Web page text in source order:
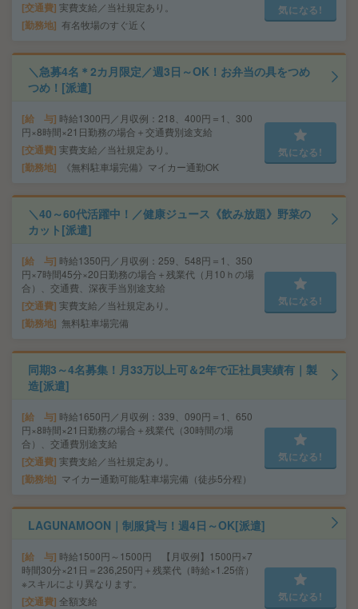
交通費 実費支給／当社規定あり。
勤務地 有名牧場のすぐ近く
気になる!
＼急募4名＊2カ月限定／週3日～OK！お弁当の具をつめ
つめ！[派遣]
給 与 時給1300円／月収例：218、400円＝1、300
円×8時間×21日勤務の場合＋交通費別途支給
交通費 実費支給／当社規定あり。
勤務地 《無料駐車場完備》マイカー通勤OK
気になる!
＼40～60代活躍中！／健康ジュース《飲み放題》野菜の
カット[派遣]
給 与 時給1350円／月収例：259、548円＝1、350
円×7時間45分×20日勤務の場合＋残業代（月10ｈの場
合）、交通費、深夜手当別途支給
交通費 実費支給／当社規定あり。
勤務地 無料駐車場完備
気になる!
同期3～4名募集！月33万以上可＆2年で正社員実績有｜製
造[派遣]
給 与 時給1650円／月収例：339、090円＝1、650
円×8時間×21日勤務の場合＋残業代（30時間の場
合）、交通費別途支給
交通費 実費支給／当社規定あり。
勤務地 マイカー通勤可能/駐車場完備（徒歩5分程）
気になる!
LAGUNAMOON｜制服貸与！週4日～OK[派遣]
給 与 時給1500円～1500円 【月収例】1500円×7
時間30分×21日＝236,250円＋残業代（時給×1.25倍）
※スキルにより異なります。
交通費 全額支給 気になる!